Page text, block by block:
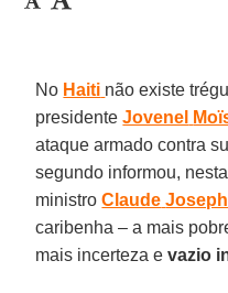
No Haiti não existe
presidenteJovenel
ataque armado contra
segundo informou,
ministroClaude Joseph
caribenha – a mais
mais incerteza evazio